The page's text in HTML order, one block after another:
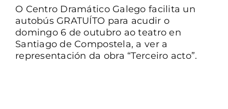
O Centro Dramático Galego facilita un
autobús GRATUÍTO para acudir o
domingo 6 de outubro ao teatro en
Santiago de Compostela, a ver a
representación da obra “Terceiro acto”.